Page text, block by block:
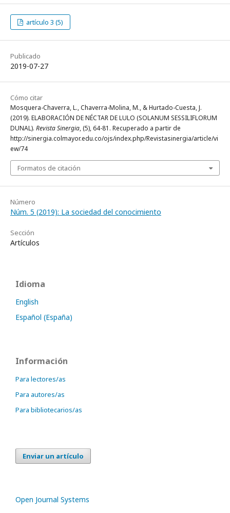
artículo 3 (5)
Publicado
2019-07-27
Cómo citar
Mosquera-Chaverra, L., Chaverra-Molina, M., & Hurtado-Cuesta, J.
(2019). ELABORACIÓN DE NÉCTAR DE LULO (SOLANUM SESSILIFLORUM
DUNAL). Revista Sinergia, (5), 64-81. Recuperado a partir de
http://sinergia.colmayor.edu.co/ojs/index.php/Revistasinergia/article/vi
ew/74
Formatos de citación
Número
Núm. 5 (2019): La sociedad del conocimiento
Sección
Artículos
Idioma
English
Español (España)
Información
Para lectores/as
Para autores/as
Para bibliotecarios/as
Enviar un artículo
Open Journal Systems